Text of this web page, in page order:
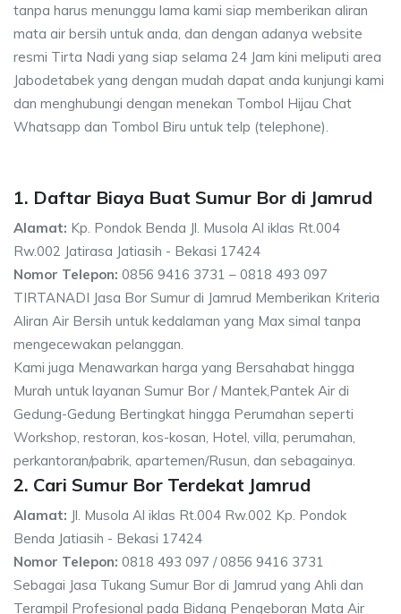
tanpa harus menunggu lama kami siap memberikan aliran
mata air bersih untuk anda, dan dengan adanya website
resmi Tirta Nadi yang siap selama 24 Jam kini meliputi area
Jabodetabek yang dengan mudah dapat anda kunjungi kami
dan menghubungi dengan menekan Tombol Hijau Chat
Whatsapp dan Tombol Biru untuk telp (telephone).
1. Daftar Biaya Buat Sumur Bor di Jamrud
Alamat: Kp. Pondok Benda Jl. Musola Al iklas Rt.004
Rw.002 Jatirasa Jatiasih - Bekasi 17424
Nomor Telepon: 0856 9416 3731 – 0818 493 097
TIRTANADI Jasa Bor Sumur di Jamrud Memberikan Kriteria
Aliran Air Bersih untuk kedalaman yang Max simal tanpa
mengecewakan pelanggan.
Kami juga Menawarkan harga yang Bersahabat hingga
Murah untuk layanan Sumur Bor / Mantek,Pantek Air di
Gedung-Gedung Bertingkat hingga Perumahan seperti
Workshop, restoran, kos-kosan, Hotel, villa, perumahan,
perkantoran/pabrik, apartemen/Rusun, dan sebagainya.
2. Cari Sumur Bor Terdekat Jamrud
Alamat: Jl. Musola Al iklas Rt.004 Rw.002 Kp. Pondok
Benda Jatiasih - Bekasi 17424
Nomor Telepon: 0818 493 097 / 0856 9416 3731
Sebagai Jasa Tukang Sumur Bor di Jamrud yang Ahli dan
Terampil Profesional pada Bidang Pengeboran Mata Air